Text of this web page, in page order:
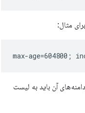
مثال:
آن باید به لیست